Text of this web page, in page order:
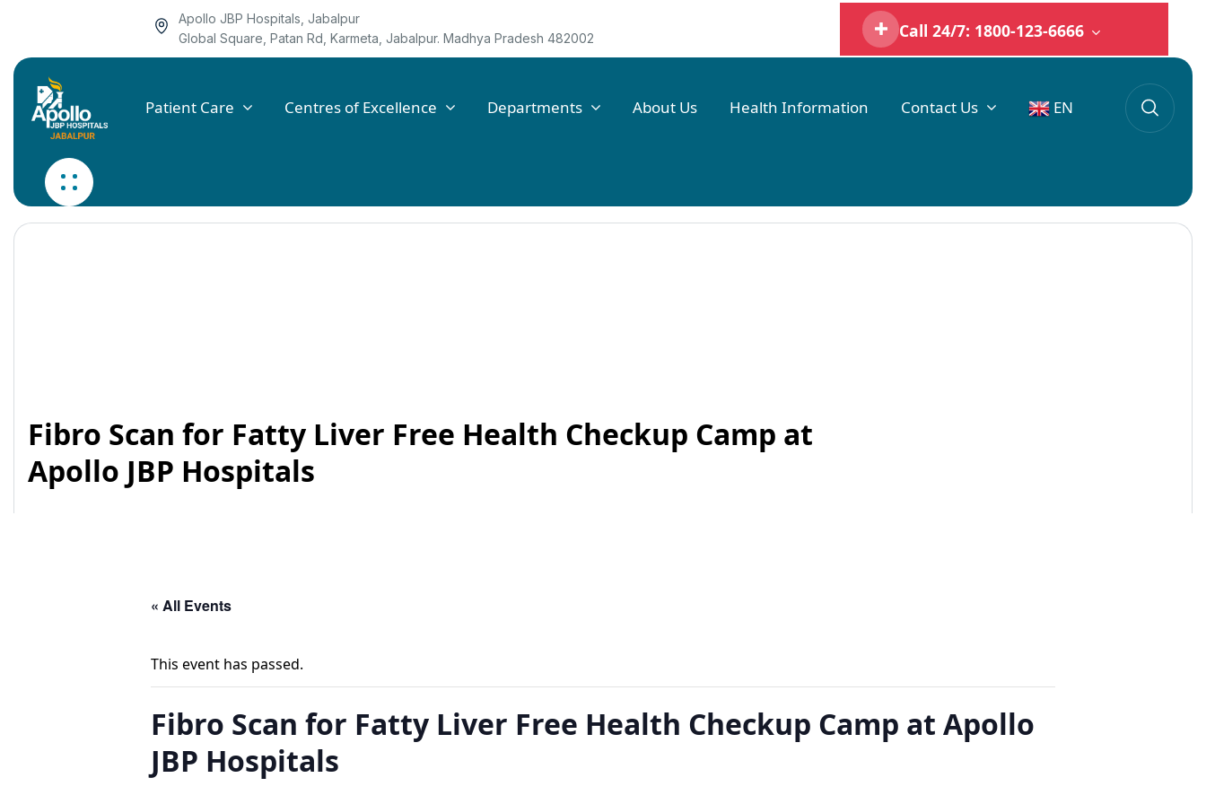
Apollo JBP Hospitals, Jabalpur
Global Square, Patan Rd, Karmeta, Jabalpur. Madhya Pradesh 482002
Call 24/7: 1800-123-6666
Patient Care Centres of Excellence Departments About Us Health Information Contact Us EN
Fibro Scan for Fatty Liver Free Health Checkup Camp at
Apollo JBP Hospitals
« All Events
This event has passed.
Fibro Scan for Fatty Liver Free Health Checkup Camp at Apollo
JBP Hospitals